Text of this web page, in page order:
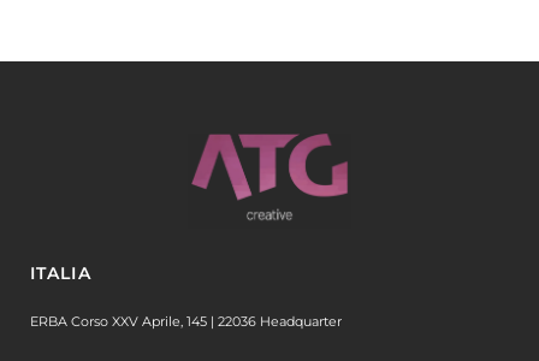
ITALIA
ERBA Corso XXV Aprile, 145 | 22036 Headquarter